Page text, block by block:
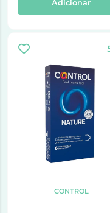
Adicionar
CONTROL